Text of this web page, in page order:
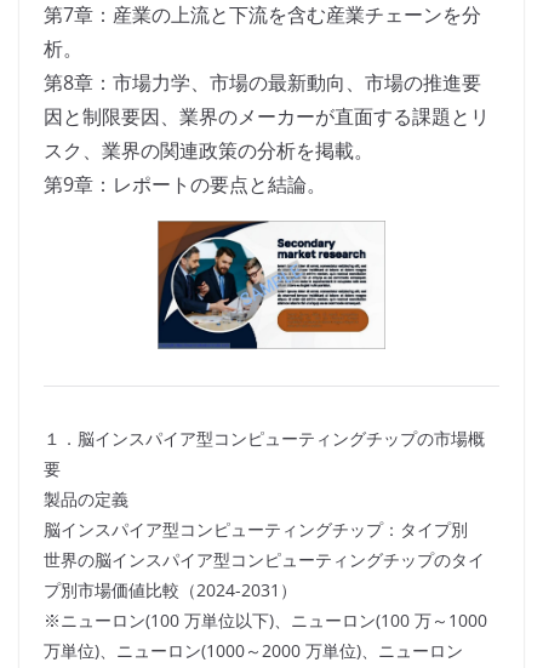
第7章：産業の上流と下流を含む産業チェーンを分
析。
第8章：市場力学、市場の最新動向、市場の推進要
因と制限要因、業界のメーカーが直面する課題とリ
スク、業界の関連政策の分析を掲載。
第9章：レポートの要点と結論。
１．脳インスパイア型コンピューティングチップの市場概
要
製品の定義
脳インスパイア型コンピューティングチップ：タイプ別
世界の脳インスパイア型コンピューティングチップのタイ
プ別市場価値比較（2024-2031）
※ニューロン(100 万単位以下)、ニューロン(100 万～1000
万単位)、ニューロン(1000～2000 万単位)、ニューロン